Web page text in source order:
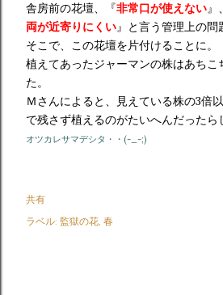
舎房前の花壇、『非常口が使えない』
両が近寄りにくい』と言う管理上の問
そこで、この花壇を片付けることに。
植えてあったジャーマンの株はあちこ
た。
Ｍさんによると、見えている株の3倍
で残さず植えるのがたいへんだったら
オツカレサマデシタ・・(-_-;)
共有
ラベル: 監獄の花 春